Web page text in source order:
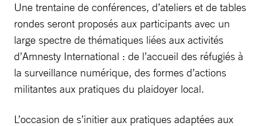
Une trentaine de conférences, d’ateliers et de tables
rondes seront proposés aux participants avec un
large spectre de thématiques liées aux activités
d’Amnesty International : de l’accueil des réfugiés à
la surveillance numérique, des formes d’actions
militantes aux pratiques du plaidoyer local.
L’occasion de s’initier aux pratiques adaptées aux